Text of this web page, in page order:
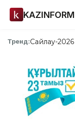
KAZINFORM
Тренд:Сайлау-2026